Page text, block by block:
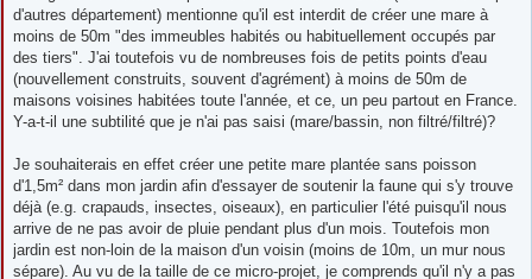
d'autres département) mentionne qu'il est interdit de créer une mare à
moins de 50m "des immeubles habités ou habituellement occupés par
des tiers". J'ai toutefois vu de nombreuses fois de petits points d'eau
(nouvellement construits, souvent d'agrément) à moins de 50m de
maisons voisines habitées toute l'année, et ce, un peu partout en France.
Y-a-t-il une subtilité que je n'ai pas saisi (mare/bassin, non filtré/filtré)?
Je souhaiterais en effet créer une petite mare plantée sans poisson
d'1,5m² dans mon jardin afin d'essayer de soutenir la faune qui s'y trouve
déjà (e.g. crapauds, insectes, oiseaux), en particulier l'été puisqu'il nous
arrive de ne pas avoir de pluie pendant plus d'un mois. Toutefois mon
jardin est non-loin de la maison d'un voisin (moins de 10m, un mur nous
sépare). Au vu de la taille de ce micro-projet, je comprends qu'il n'y a pas